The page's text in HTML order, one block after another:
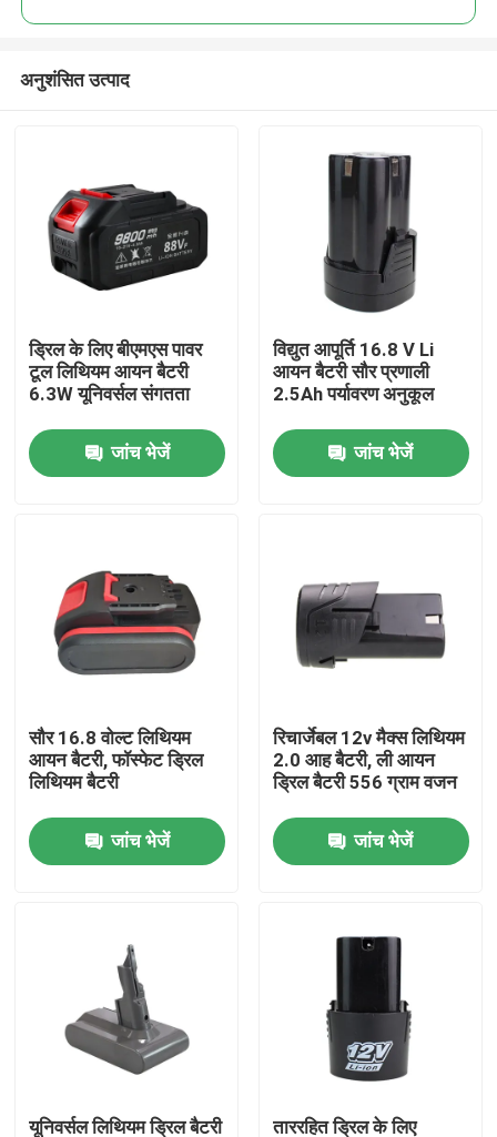
वीडियो
कारखाना भ्रमण
गुणवत्ता नियंत्रण
एक उद्धरण का अनुरोध करें
लिथियम आयन बैटरी सेल
लिथियम आयरन फॉस्फेट बैटरी सेल
अनुशंसित उत्पाद
ड्रिल के लिए बीएमएस पावर
टूल लिथियम आयन बैटरी
6.3W यूनिवर्सल संगतता
जांच भेजें
विद्युत आपूर्ति 16.8 V Li
आयन बैटरी सौर प्रणाली
2.5Ah पर्यावरण अनुकूल
जांच भेजें
सौर 16.8 वोल्ट लिथियम
आयन बैटरी, फॉस्फेट ड्रिल
लिथियम बैटरी
जांच भेजें
रिचार्जेबल 12v मैक्स लिथियम
2.0 आह बैटरी, ली आयन
ड्रिल बैटरी 556 ग्राम वजन
जांच भेजें
यूनिवर्सल लिथियम ड्रिल बैटरी ताररहित ड्रिल के लिए